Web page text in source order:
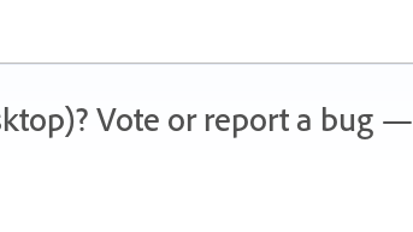
Vote or report a bug —